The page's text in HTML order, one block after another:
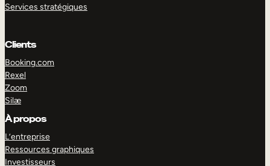
Services stratégiques
Clients
Booking.com
Rexel
Zoom
Silæ
À propos
L’entreprise
Ressources graphiques
Investisseurs